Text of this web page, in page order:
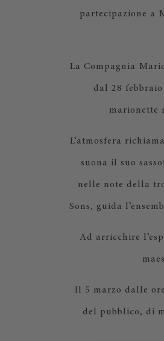
partecipazione a
La Compagnia
dal 28
marionette
L’atmosfera
suona il suo
nelle note della
Sons, guida
Ad arricchire
Il 5 marzo dalle
del pubblico, di